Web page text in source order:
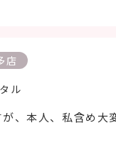
店
ル
、本人、私含め大